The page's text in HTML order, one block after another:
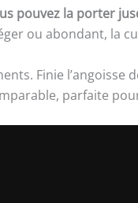
pouvez la porter
ou abondant, la
Finie l’angoisse
parfaite